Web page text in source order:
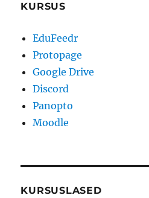
KURSUS
EduFeedr
Protopage
Google Drive
Discord
Panopto
Moodle
KURSUSLASED